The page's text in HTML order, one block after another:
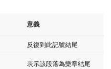
意義
反復到此記號結尾
表示該段落為樂章結尾